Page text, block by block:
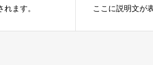
ます。 ここに説明文が